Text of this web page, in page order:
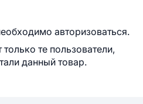
авторизоваться.
те пользователи,
данный товар.